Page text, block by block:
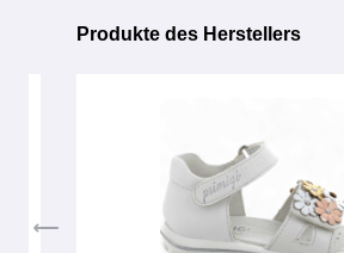
Produktgalerie überspringen
Produkte des Herstellers